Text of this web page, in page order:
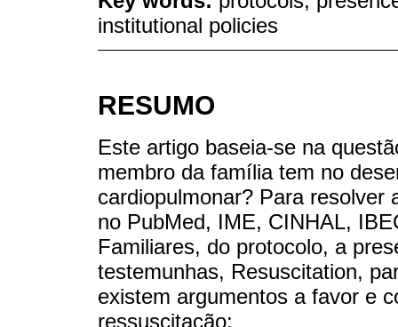
institutional policies
RESUMO
Este artigo baseia-se na
membro da família tem no
cardiopulmonar? Para resolver
no PubMed, IME, CINHAL,
Familiares, do protocolo, a
testemunhas, Resuscitation,
existem argumentos a favor e
ressuscitação: